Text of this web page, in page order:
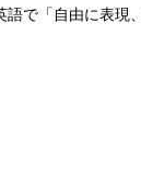
で「自由に表